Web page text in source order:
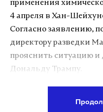
по особым тарифам 36
применения
4 апреля в Хан-
Согласно заявлению,
директору разведки
прояснить ситуацию и
Дональду Трампу.